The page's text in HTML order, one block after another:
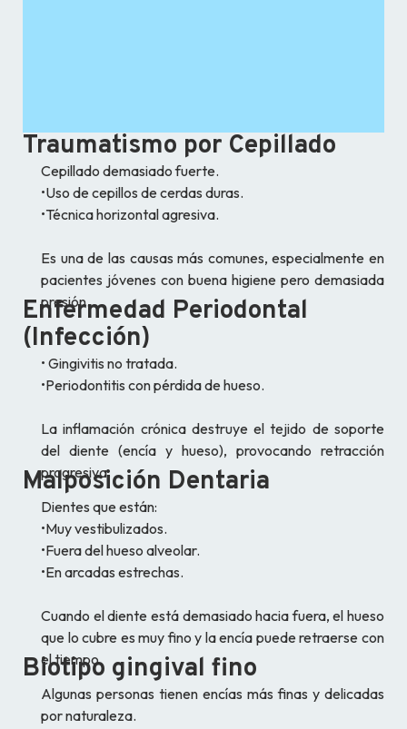
Traumatismo por Cepillado
Cepillado demasiado fuerte.
•Uso de cepillos de cerdas duras.
•Técnica horizontal agresiva.
Es una de las causas más comunes, especialmente en
pacientes jóvenes con buena higiene pero demasiada
presión.
Enfermedad Periodontal
(Infección)
• Gingivitis no tratada.
•Periodontitis con pérdida de hueso.
La inflamación crónica destruye el tejido de soporte
del diente (encía y hueso), provocando retracción
progresiva.
Malposición Dentaria
Dientes que están:
•Muy vestibulizados.
•Fuera del hueso alveolar.
•En arcadas estrechas.
Cuando el diente está demasiado hacia fuera, el hueso
que lo cubre es muy fino y la encía puede retraerse con
el tiempo.
Biotipo gingival fino
Algunas personas tienen encías más finas y delicadas
por naturaleza.